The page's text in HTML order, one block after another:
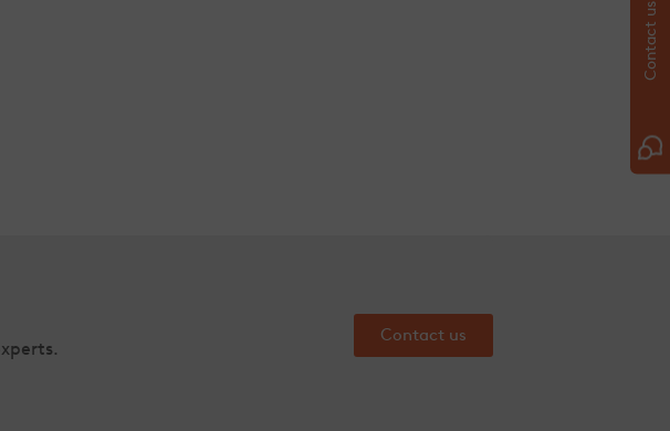
Contact us
Contact us